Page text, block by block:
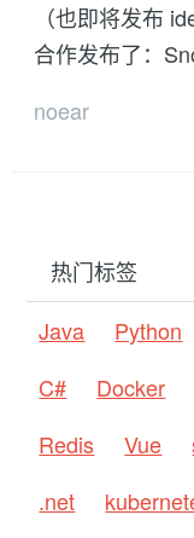
（也即将发布
合作发布了：
noear
热门标签
Java
Python
C#
Docker
Redis
Vue
.net